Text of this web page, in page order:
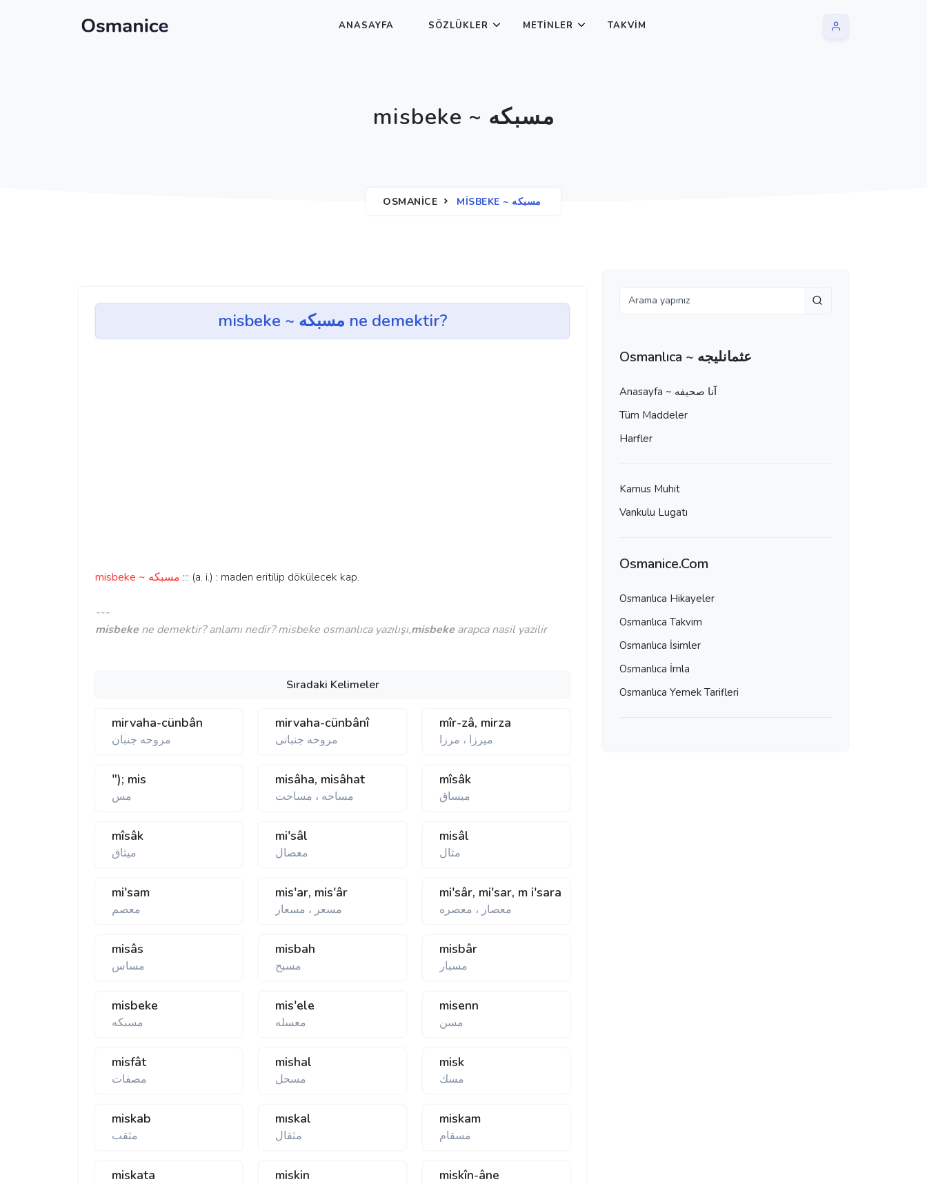
ANASAYFA SÖZLÜKLER METINLER TAKVIM
misbeke ~ مسبكه
OSMANICE MISBEKE ~ مسبكه
misbeke ~ مسبكه ne demektir?
misbeke ~ مسبكه ::: (a. i.) : maden eritilip dökülecek kap.
---
misbekene demektir? anlamı nedir? misbeke osmanlıca yazılışı,misbekearapca nasil yazilir
Sıradaki Kelimeler
mirvaha-cünbân
مروحه جنبان
mirvaha-cünbânî
مروحه جنبانی
mîr-zâ, mirza
ميرزا ، مرزا
"); mis
مس
misâha, misâhat
مساحه ، مساحت
mîsâk
ميساق
mîsâk
ميثاق
mi'sâl
معصال
misâl
مثال
mi'sam
معصم
mis'ar, mis'âr
مسعر ، مسعار
mi'sâr, mi'sar, m i'sara
معصار ، معصره
misâs
مساس
misbah
مسبح
misbâr
مسبار
misbeke
مسبكه
mis'ele
معسله
misenn
مسن
misfât
مصفات
mishal
مسحل
misk
مسك
miskab
مثقب
mıskal
مثقال
miskam
مسقام
miskata miskin miskîn-âne
Osmanlıca ~ عثمانليجه
Anasayfa ~ آنا صحيفه
Tüm Maddeler
Harfler
Kamus Muhit
Vankulu Lugatı
Osmanice.Com
Osmanlıca Hikayeler
Osmanlıca Takvim
Osmanlıca İsimler
Osmanlıca İmla
Osmanlıca Yemek Tarifleri